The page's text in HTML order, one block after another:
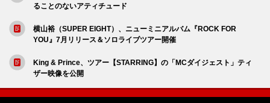
ることのないアティチュード
横山裕（SUPER EIGHT）、ニューミニアルバム『ROCK FOR
YOU』7月リリース＆ソロライブツアー開催
King & Prince、ツアー【STARRING】の「MCダイジェスト」ティ
ザー映像を公開